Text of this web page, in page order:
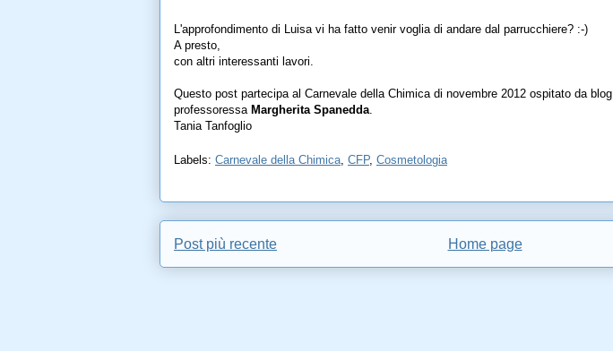
L'approfondimento di Luisa vi ha fatto venir voglia di andare dal parrucchiere? :-)
A presto,
con altri interessanti lavori.
Questo post partecipa al Carnevale della Chimica di novembre 2012 ospitato da blog
professoressa Margherita Spanedda
Tania Tanfoglio
Labels: Carnevale della Chimica, CFP, Cosmetologia
Post più recente Home page